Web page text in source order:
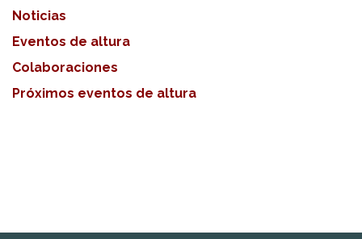
Noticias
Eventos de altura
Colaboraciones
Próximos eventos de altura